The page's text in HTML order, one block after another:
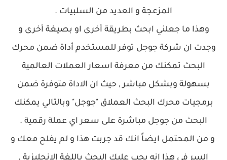
المزعجة و العديد من السلبيات .
وهذا ما جعلني ابحث بطريقة أخرى او بصيغة أخرى و
وجدت ان شركة جوجل توفر للمستخدم أداة ضمن محرك
البحث تمكنك من معرفة اسعار العملات العالمية
بسهولة وبشكل مباشر , حيث ان الاداة متوفرة ضمن
برمجيات محرك البحث العملاق "جوجل" وبالتالي يمكنك
البحث من جوجل مباشرة على سعر اي عملة رقمية .
و من المحتمل ايضاً انك قد جربت هذا و لم يفلح معك و
السر في هذا انه يجب عليك البحث باللغة الانجليزية ,